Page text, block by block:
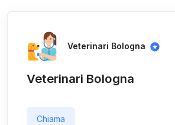
Veterinari Bologna
Veterinari Bologna
Chiama